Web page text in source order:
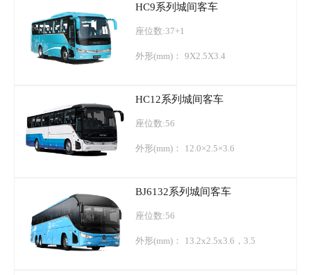
HC9系列城间客车
座位数:37+1
外形(mm)： 9X2.5X3.4
HC12系列城间客车
座位数:56
外形(mm)： 12.0×2.5×3.6
BJ6132系列城间客车
座位数:56
外形(mm)： 13.2x2.5x3.6，3.5